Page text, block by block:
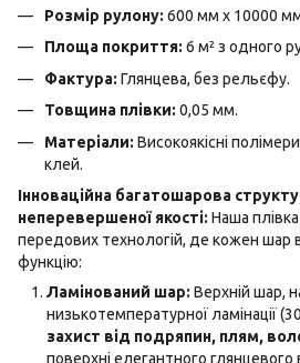
Розмір рулону: 600 мм х 10000
Площа покриття: 6 м² з одного
Фактура: Глянцева, без рельєфу.
Товщина плівки: 0,05 мм.
Матеріали: Високоякісні
клей.
Інноваційна багатошарова
неперевершеної якості: Наша
передових технологій, де кожен шар
функцію:
Ламінований шар: Верхній шар,
низькотемпературної ламінації
захист від подряпин, плям,
поверхні елегантного